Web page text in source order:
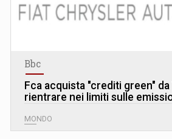
Bbc
Fca acquista "crediti green"
rientrare nei limiti sulle
MONDO